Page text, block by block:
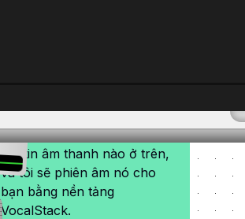
Nhấn nút "play" trên bất kỳ
tập tin âm thanh nào ở trên,
và tôi sẽ phiên âm nó cho
bạn bằng nền tảng
VocalStack.